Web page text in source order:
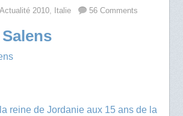
Actualité 2010, Italie 56 Comments
reine de Jordanie aux 15 ans de la